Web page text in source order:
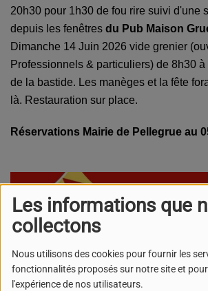
Les informations que
collectons
Nous utilisons des cookies pour fournir les
fonctionnalités proposés sur notre site et
l'expérience de nos utilisateurs.
20h30 pour 1h30 de fou rire suivi d'une
depuis les fenêtres du Pub Maison
Dimanche 14 Juin 2026 vide grenier
Professionnels & particuliers) de 8h30
de la bastide. Les manèges et la fête
là. Restauration sur place.
Réservations Mairie de Pellegrue au